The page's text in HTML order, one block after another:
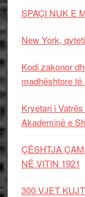
SPAÇI NUK E
New York,
Kodi zakonor
madhështore
Kryetari i
Akademinë e
ÇËSHTJA
NË VITIN 1921
300 VJET